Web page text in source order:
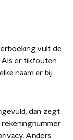
vult de
Als er tikfouten
naam er bij
dan zegt
rekeningnummer
Anders